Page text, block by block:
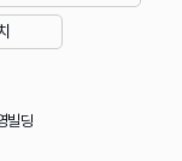
빌딩